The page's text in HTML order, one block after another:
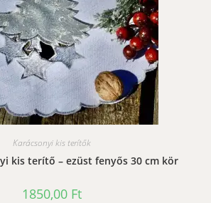
Karácsonyi kis terítők
kis terítő – ezüst fenyős 30 cm kör
1850,00 Ft